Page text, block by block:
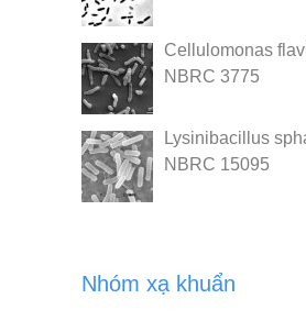
Cellulomonas
NBRC 3775
Lysinibacillus
NBRC 15095
Nhóm xạ khuẩn